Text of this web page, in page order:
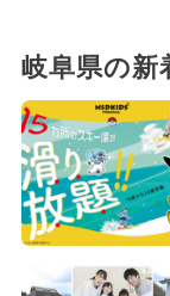
岐阜県の新